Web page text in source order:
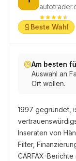
Beste Wahl
Am besten
Auswahl an
Ort wollen.
1997 gegründet,
Inseraten von
Filter,
CARFAX-